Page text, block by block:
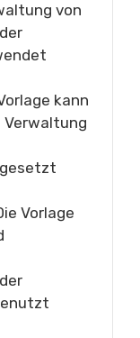
von
kann
Verwaltung
Vorlage